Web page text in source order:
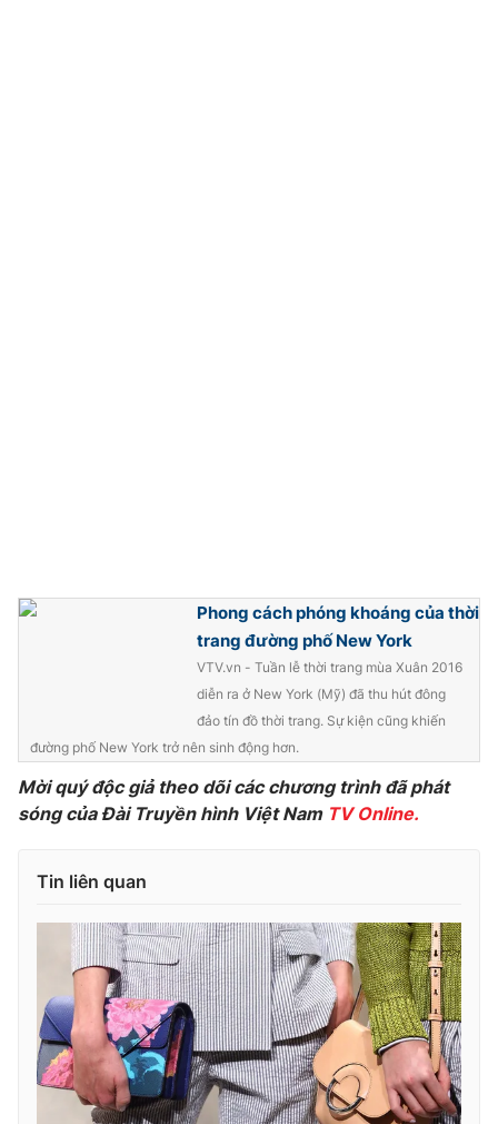
Phong cách phóng khoáng của thời
trang đường phố New York
VTV.vn - Tuần lễ thời trang mùa Xuân 2016
diễn ra ở New York (Mỹ) đã thu hút đông
đảo tín đồ thời trang. Sự kiện cũng khiến
đường phố New York trở nên sinh động hơn.
Mời quý độc giả theo dõi các chương trình đã phát
sóng của Đài Truyền hình Việt Nam TV Online.
Tin liên quan